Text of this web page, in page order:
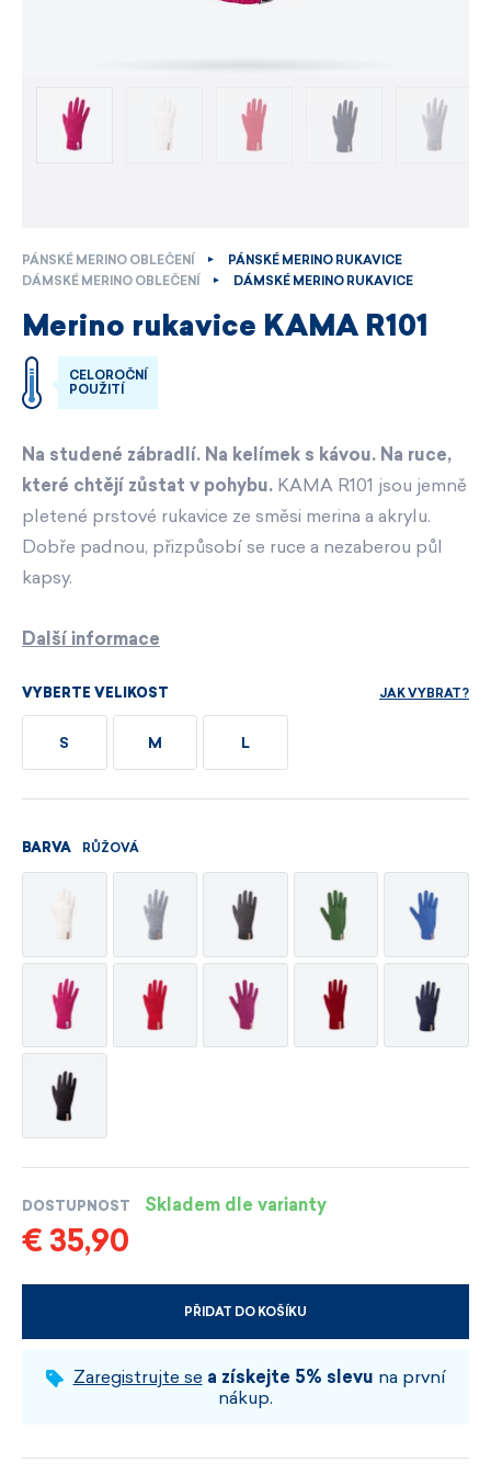
PÁNSKÉ MERINO OBLEČENÍ
PÁNSKÉ MERINO RUKAVICE
DÁMSKÉ MERINO OBLEČENÍ
DÁMSKÉ MERINO RUKAVICE
Merino rukavice KAMA R101
CELOROČNÍ
POUŽITÍ
Na studené zábradlí. Na kelímek s kávou. Na ruce,
které chtějí zůstat v pohybu. KAMA R101 jsou jemně
pletené prstové rukavice ze směsi merina a akrylu.
Dobře padnou, přizpůsobí se ruce a nezaberou půl
kapsy.
Další informace
VYBERTE VELIKOST JAK VYBRAT?
S M L
BARVA RŮŽOVÁ
DOSTUPNOST Skladem dle varianty
€ 35,90
PŘIDAT DO KOŠÍKU
VYBERTE VELIKOST A BARVU
Zaregistrujte se a získejte 5% slevu na první
nákup.